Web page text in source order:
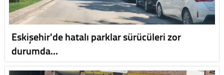
Eskişehir'de hatalı parklar sürücüleri zor
durumda…